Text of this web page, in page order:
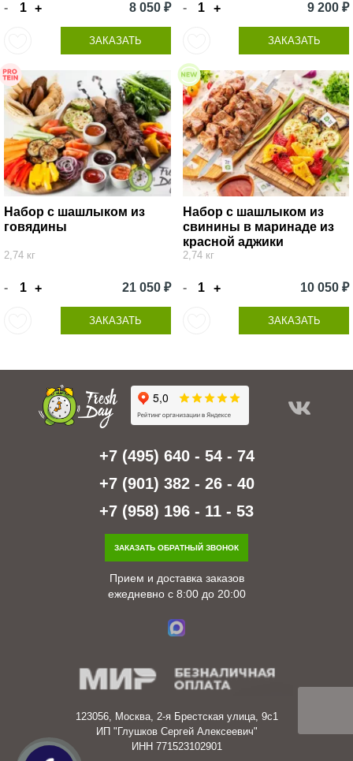
- + 8 050 ₽
ЗАКАЗАТЬ
- + 9 200 ₽
ЗАКАЗАТЬ
Набор с шашлыком из
говядины
2,74 кг
- + 21 050 ₽
ЗАКАЗАТЬ
Набор с шашлыком из
свинины в маринаде из
красной аджики
2,74 кг
- + 10 050 ₽
ЗАКАЗАТЬ
+7 (495) 640 - 54 - 74
+7 (901) 382 - 26 - 40
+7 (958) 196 - 11 - 53
ЗАКАЗАТЬ ОБРАТНЫЙ ЗВОНОК
Прием и доставка заказов
ежедневно с 8:00 до 20:00
123056, Москва, 2-я Брестская улица, 9с1
ИП "Глушков Сергей Алексеевич"
ИНН 771523102901